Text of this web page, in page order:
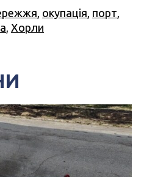
окупація порт
Хорли